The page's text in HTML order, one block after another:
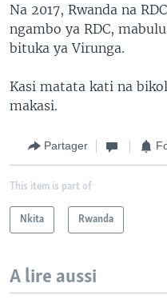
Na 2017, Rwanda na
ngambo ya RDC,
bituka ya Virunga.
Kasi matata kati na
makasi.
Partager
This item is part of
Nkita Rwanda
A lire aussi